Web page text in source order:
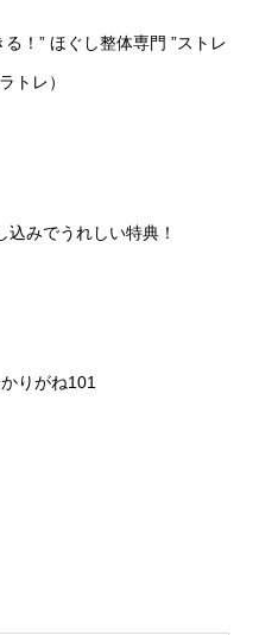
！ ” ほぐし整体専門 ”ストレ
トレ）
込みでうれしい特典！
りがね101